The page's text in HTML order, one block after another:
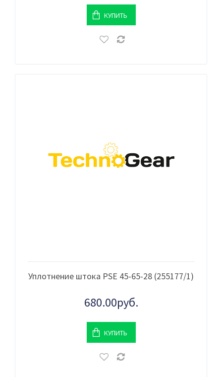
КУПИТЬ
Уплотнение штока PSE 45-65-28 (255177/1)
680.00руб.
КУПИТЬ